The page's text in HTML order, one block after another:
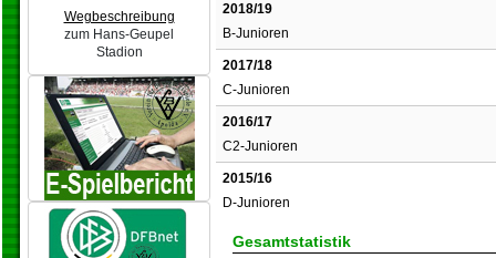
Wegbeschreibung
zum Hans-Geupel
Stadion
2018/19
B-Junioren
2017/18
C-Junioren
2016/17
C2-Junioren
2015/16
D-Junioren
Gesamtstatistik